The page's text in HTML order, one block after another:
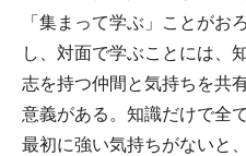
「集まって学ぶ」ことがお
し、対面で学ぶことには、
志を持つ仲間と気持ちを共
意義がある。知識だけで全
最初に強い気持ちがないと